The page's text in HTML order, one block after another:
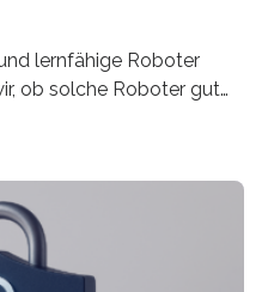
lernfähige Roboter
ob solche Roboter gut
Skłodowska-Curie
werden sich
insgesamt 15
CAVECORE mit